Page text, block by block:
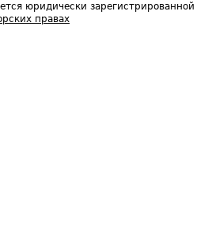
юридически зарегистрированной
правах